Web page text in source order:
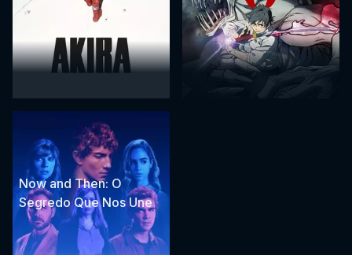
Now and Then: O
Segredo Que Nos Une